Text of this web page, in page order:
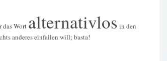
das Wort alternativlos in den
anderes einfallen will; basta!